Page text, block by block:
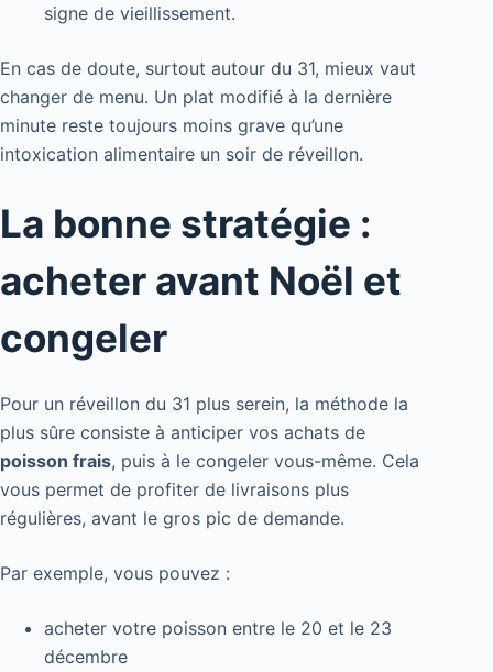
signe de vieillissement.
En cas de doute, surtout autour du 31, mieux vaut
changer de menu. Un plat modifié à la dernière
minute reste toujours moins grave qu’une
intoxication alimentaire un soir de réveillon.
La bonne stratégie :
acheter avant Noël et
congeler
Pour un réveillon du 31 plus serein, la méthode la
plus sûre consiste à anticiper vos achats de
poisson frais, puis à le congeler vous-même. Cela
vous permet de profiter de livraisons plus
régulières, avant le gros pic de demande.
Par exemple, vous pouvez :
acheter votre poisson entre le 20 et le 23
décembre